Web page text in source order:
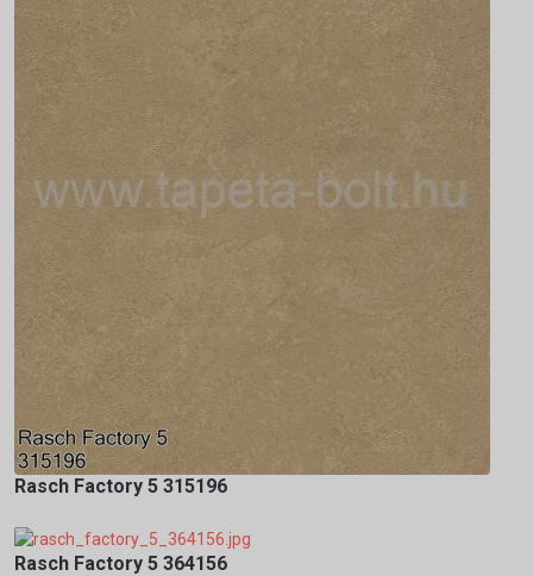
Rasch Factory 5 315196
Rasch Factory 5 364156